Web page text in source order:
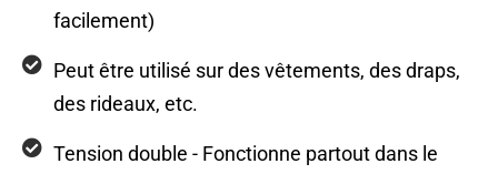
facilement)
Peut être utilisé sur des vêtements, des draps,
des rideaux, etc.
Tension double - Fonctionne partout dans le